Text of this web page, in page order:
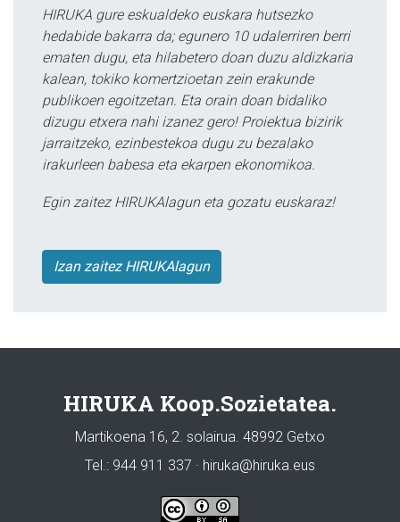
HIRUKA gure eskualdeko euskara hutsezko
hedabide bakarra da; egunero 10 udalerriren berri
ematen dugu, eta hilabetero doan duzu aldizkaria
kalean, tokiko komertzioetan zein erakunde
publikoen egoitzetan. Eta orain doan bidaliko
dizugu etxera nahi izanez gero! Proiektua bizirik
jarraitzeko, ezinbestekoa dugu zu bezalako
irakurleen babesa eta ekarpen ekonomikoa.
Egin zaitez HIRUKAlagun eta gozatu euskaraz!
Izan zaitez HIRUKAlagun
HIRUKA Koop.Sozietatea.
Martikoena 16, 2. solairua. 48992 Getxo
Tel.: 944 911 337 · hiruka@hiruka.eus